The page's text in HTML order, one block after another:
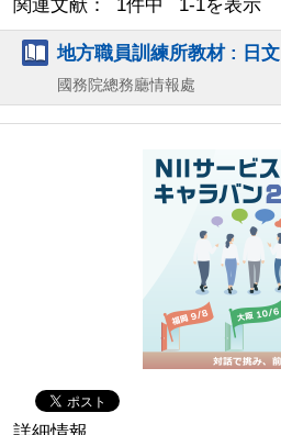
関連文献： 1件中 1-1を表示
地方職員訓練所教材 : 日文
國務院總務廳情報處